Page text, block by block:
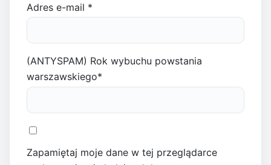
Adres e-mail *
(ANTYSPAM) Rok wybuchu powstania
warszawskiego*
Zapamiętaj moje dane w tej przeglądarce